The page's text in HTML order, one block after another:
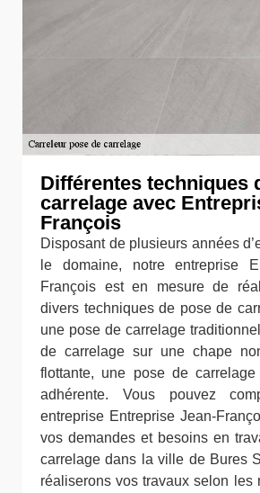
Différentes techniques
carrelage avec
François
Disposant de plusieurs années
le domaine, notre entreprise
François est en mesure de
divers techniques de pose de
une pose de carrelage
de carrelage sur une chape
flottante, une pose de
adhérente. Vous pouvez
entreprise Entreprise Jean-
vos demandes et besoins en
carrelage dans la ville de Bures
réaliserons vos travaux selon les